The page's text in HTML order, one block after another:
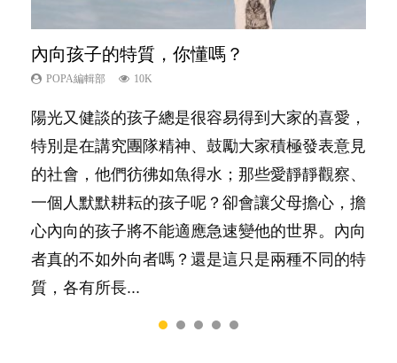
內向孩子的特質，你懂嗎？
POPA編輯部 10K
陽光又健談的孩子總是很容易得到大家的喜愛，
特別是在講究團隊精神、鼓勵大家積極發表意見
的社會，他們彷彿如魚得水；那些愛靜靜觀察、
一個人默默耕耘的孩子呢？卻會讓父母擔心，擔
心內向的孩子將不能適應急速變他的世界。內向
者真的不如外向者嗎？還是這只是兩種不同的特
質，各有所長...
夫妻必看！經營婚姻，沒捷徑
POPA編輯部 22.9K
你是不是也曾經以為只要跟相愛的人結婚，就自
然能走到白頭，但生了孩子卻發現事情不如你所
料？ 經營婚姻，不如我們想像的簡單，卻也不
是大家說得那麼難。一起來認識婚姻的真相！...
想孩子學好外語，點做好？
POPA編輯部 9.9K
有人話學多種語言越早開始越好，有人卻說一時
間太多語言，會令孩子感到混淆，到底誰是誰
非？聽聽專家怎樣說，解開語言學習的迷思～...
孩子能力天注定？
POPA編輯部 7.9K
很多父母都希望孩子係個「叻仔叻女」，學業別
太差，日常自理井井有條。這樣的孩子是萬中無
一，還是魚與熊掌，不能兼得？...
愛孩子也別忘了愛自己，父母如何關顧自
己的身心靈？
照顧孩子衣食住行、陪同兒女應對功課測驗，還
要陪玩製造親子時間，尚要處理家中雜項要
務……當父母的，有千百個任務要做。可惜，有
一樣重要至極的，總被遺漏——關注自己的情緒
和心理健康。...